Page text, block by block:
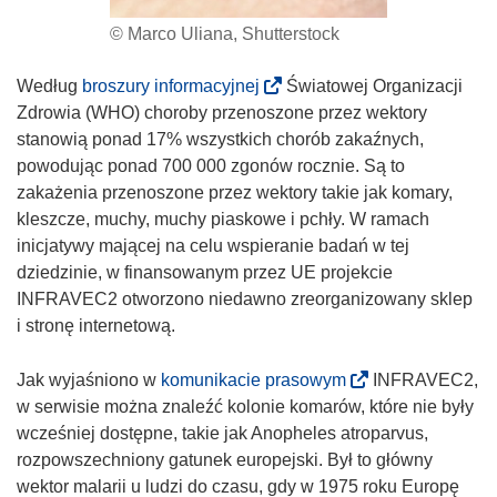
© Marco Uliana, Shutterstock
Według broszury informacyjnej
o
d
n
o
ś
n
i
k
w
o
r
z
Światowej Organizacji
Zdrowia (WHO) choroby przenoszone przez wektory
stanowią ponad 17% wszystkich chorób zakaźnych,
powodując ponad 700 000 zgonów rocznie. Są to
zakażenia przenoszone przez wektory takie jak komary,
kleszcze, muchy, muchy piaskowe i pchły. W ramach
inicjatywy mającej na celu wspieranie badań w tej
dziedzinie, w finansowanym przez UE projekcie
INFRAVEC2 otworzono niedawno zreorganizowany sklep
i stronę internetową.
Jak wyjaśniono w komunikacie prasowym(
o
d
n
o
INFRAVEC2,
w serwisie można znaleźć kolonie komarów, które nie były
wcześniej dostępne, takie jak Anopheles atroparvus,
rozpowszechniony gatunek europejski. Był to główny
wektor malarii u ludzi do czasu, gdy w 1975 roku Europę